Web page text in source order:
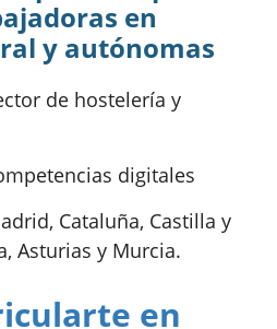
en
y autónomas
de hostelería y
digitales
Cataluña, Castilla y
Asturias y Murcia.
en